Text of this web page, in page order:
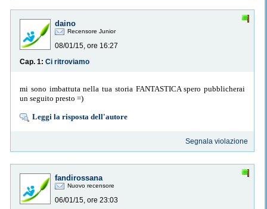
daino
Recensore Junior
08/01/15, ore 16:27
Cap. 1: Ci ritroviamo
mi sono imbattuta nella tua storia FANTASTICA spero pubblicherai
un seguito presto =)
Leggi la risposta dell'autore
Segnala violazione
fandirossana
Nuovo recensore
06/01/15, ore 23:03